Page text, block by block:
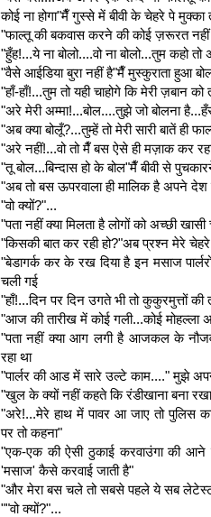
कोई ना होगा"मैँ गुस्से में बीवी के चेहरे पे मुक्का
"फाल्तू की बकवास करने की कोई ज़रूरत नहीं
"हुँह!...ये ना बोलो....वो ना बोलो...तुम कहो
"वैसे आईडिया बुरा नहीं है"मैँ मुस्कुराता हुआ
"हाँ-हाँ!...तुम तो यही चाहोगे कि मेरी ज़बान
"अरे मेरी अम्मा!...बोल....तुझे जो बोलना
"अब क्या बोलूँ?...तुम्हें तो मेरी सारी बातें ही
"अरे नहीं!...वो तो मैँ बस ऐसे ही मज़ाक कर
"तू बोल...बिन्दास हो के बोल"मैँ बीवी से
"अब तो बस ऊपरवाला ही मालिक है अपने
"वो क्यों?"...
"पता नहीं क्या मिलता है लोगों को अच्छी
"किसकी बात कर रही हो?"अब प्रश्न मेरे
"बेडागर्क कर के रख दिया है इन मसाज पार्लरों
चली गई
"हाँ!...दिन पर दिन उगते भी तो कुकुरमुत्तों
"आज की तारीख में कोई गली...कोई मोहल्ला
"पता नहीं क्या आग लगी है आजकल के
रहा था
"पार्लर की आड में सारे उल्टे काम...." मुझे
"खुल के क्यों नहीं कहते कि रंडीखाना बना
"अरे!...मेरे हाथ में पावर आ जाए तो पुलिस का
पर तो कहना"
"एक-एक की ऐसी ठुकाई करवाउंगा की आने
'मसाज' कैसे करवाई जाती है"
"और मेरा बस चले तो सबसे पहले ये सब लेटेस्ट
""वो क्यों?"...